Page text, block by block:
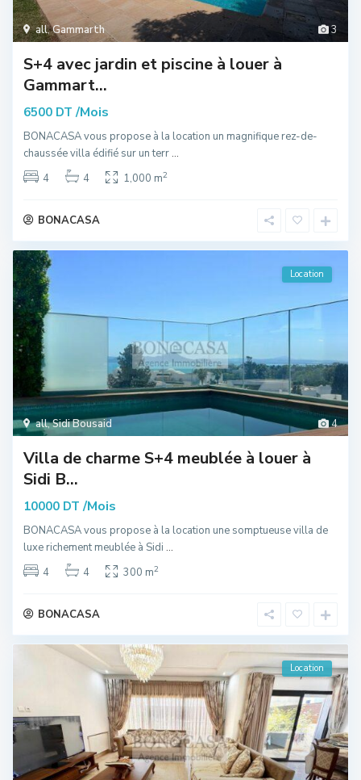
3
all,Gammarth
S+4 avec jardin et piscine à louer à
Gammart...
6500 DT/Mois
BONACASA vous propose à la location un magnifique rez-de-
chaussée villa édifié sur un terr...
4
4 1,000 m2
BONACASA
4
all,Sidi Bousaid
Location
Villa de charme S+4 meublée à louer à
Sidi B...
10000 DT/Mois
BONACASA vous propose à la location une somptueuse villa de
luxe richement meublée à Sidi ...
4
4 300 m2
BONACASA
Location